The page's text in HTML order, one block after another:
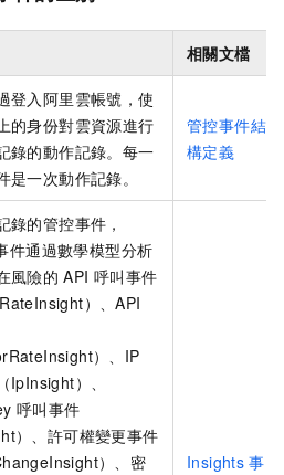
相關文檔
登入阿里雲帳號，使
的身份對雲資源進行
錄的動作記錄。每一
是一次動作記錄。
管控事件結
構定義
錄的管控事件，
件通過數學模型分析
風險的 API 呼叫事件
）、API
）、IP
IpInsight）、
呼叫事件
）、許可權變更事件
）、密
Insights 事